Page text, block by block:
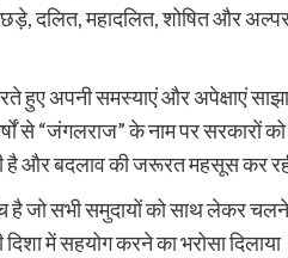
दलित, महादलित, शोषित और
हुए अपनी समस्याएं और अपेक्षाएं
से “जंगलराज” के नाम पर सरकारों
है और बदलाव की जरूरत महसूस कर
है जो सभी समुदायों को साथ लेकर चलने
में सहयोग करने का भरोसा